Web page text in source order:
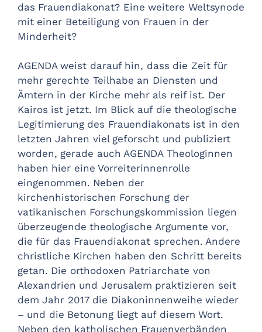
das Frauendiakonat? Eine weitere Weltsynode
mit einer Beteiligung von Frauen in der
Minderheit?
AGENDA weist darauf hin, dass die Zeit für
mehr gerechte Teilhabe an Diensten und
Ämtern in der Kirche mehr als reif ist. Der
Kairos ist jetzt. Im Blick auf die theologische
Legitimierung des Frauendiakonats ist in den
letzten Jahren viel geforscht und publiziert
worden, gerade auch AGENDA Theologinnen
haben hier eine Vorreiterinnenrolle
eingenommen. Neben der
kirchenhistorischen Forschung der
vatikanischen Forschungskommission liegen
überzeugende theologische Argumente vor,
die für das Frauendiakonat sprechen. Andere
christliche Kirchen haben den Schritt bereits
getan. Die orthodoxen Patriarchate von
Alexandrien und Jerusalem praktizieren seit
dem Jahr 2017 die Diakoninnenweihe wieder
– und die Betonung liegt auf diesem Wort.
Neben den katholischen Frauenverbänden